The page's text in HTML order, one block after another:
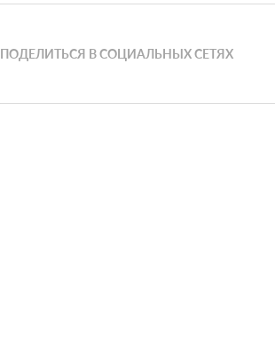
ПОДЕЛИТЬСЯ В СОЦИАЛЬНЫХ СЕТЯХ